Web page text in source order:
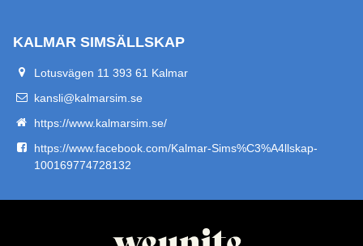
KALMAR SIMSÄLLSKAP
Lotusvägen 11 393 61 Kalmar
kansli@kalmarsim.se
https://www.kalmarsim.se/
https://www.facebook.com/Kalmar-Sims%C3%A4llskap-
100169774728132